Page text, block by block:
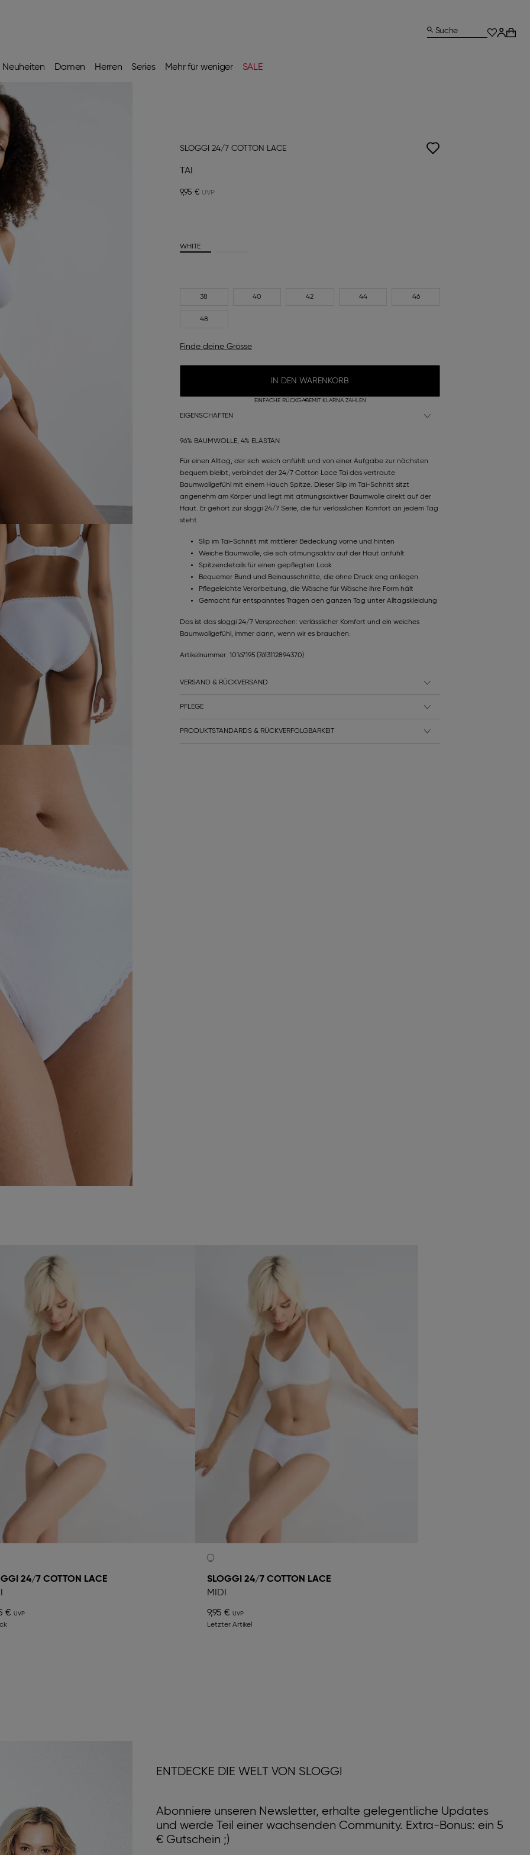
Neuheiten Damen Herren Series Mehr für weniger SALE
Suche
SLOGGI 24/7 COTTON LACE
TAI
9,95 €
WHITE
38 40 42 44 46
48
Finde deine Grösse
IN DEN WARENKORB
EINFACHE RÜCKGABEMIT KLARNA ZAHLEN
EIGENSCHAFTEN
96% BAUMWOLLE, 4% ELASTAN
Für einen Alltag, der sich weich anfühlt und von einer Aufgabe zur nächsten
bequem bleibt, verbindet der 24/7 Cotton Lace Tai das vertraute
Baumwollgefühl mit einem Hauch Spitze. Dieser Slip im Tai-Schnitt sitzt
angenehm am Körper und liegt mit atmungsaktiver Baumwolle direkt auf der
Haut. Er gehört zur sloggi 24/7 Serie, die für verlässlichen Komfort an jedem Tag
steht.
Slip im Tai-Schnitt mit mittlerer Bedeckung vorne und hinten
Weiche Baumwolle, die sich atmungsaktiv auf der Haut anfühlt
Spitzendetails für einen gepflegten Look
Bequemer Bund und Beinausschnitte, die ohne Druck eng anliegen
Pflegeleichte Verarbeitung, die Wäsche für Wäsche ihre Form hält
Gemacht für entspanntes Tragen den ganzen Tag unter Alltagskleidung
Das ist das sloggi 24/7 Versprechen: verlässlicher Komfort und ein weiches
Baumwollgefühl, immer dann, wenn wir es brauchen.
Artikelnummer: 10167195 (7613112894370)
VERSAND & RÜCKVERSAND
PFLEGE
PRODUKTSTANDARDS & RÜCKVERFOLGBARKEIT
24/7 COTTON LACE
€
SLOGGI 24/7 COTTON LACE
MIDI
9,95 €
Letzter Artikel
ENTDECKE DIE WELT VON SLOGGI
Abonniere unseren Newsletter, erhalte gelegentliche Updates
und werde Teil einer wachsenden Community. Extra-Bonus: ein 5
€ Gutschein ;)